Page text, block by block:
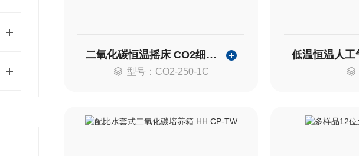
二氧化碳恒温摇床 CO2细胞培养振荡器
型号：CO2-250-1C